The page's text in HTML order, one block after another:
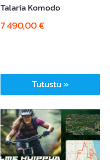
Talaria Komodo
7 490,00€
Tutustu »